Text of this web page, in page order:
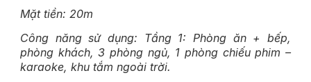
Mặt tiền: 20m
Công năng sử dụng: Tầng 1: Phòng ăn + bếp,
phòng khách, 3 phòng ngủ, 1 phòng chiếu phim –
karaoke, khu tắm ngoài trời.